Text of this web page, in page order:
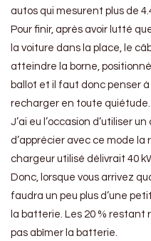
autos qui mesurent plus de
Pour finir, après avoir lutté
la voiture dans la place, le
atteindre la borne,
ballot et il faut donc penser
recharger en toute quiétude.
J’ai eu l’occasion d’utiliser
d’apprécier avec ce mode
chargeur utilisé délivrait 40
Donc, lorsque vous arrivez
faudra un peu plus d’une
la batterie. Les 20 % restant
pas abîmer la batterie.